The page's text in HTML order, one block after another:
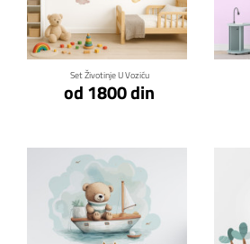
Set Životinje U Voziću
od 1800 din
Klikni za detalje